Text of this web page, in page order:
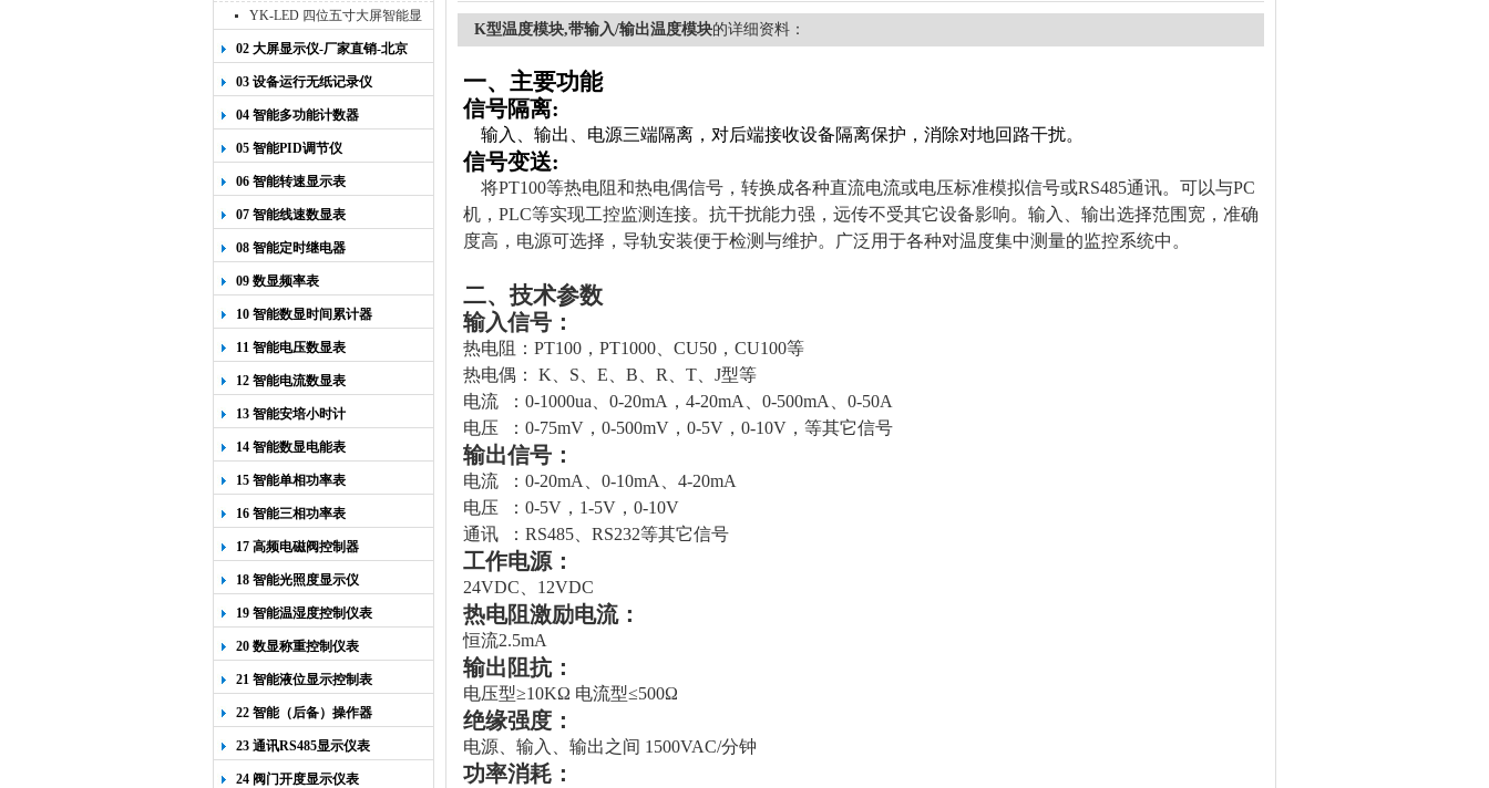
八寸
YK-LED 四位五寸大屏智能显
示仪
02 大屏显示仪-厂家直销-北京
宇科泰吉
03 设备运行无纸记录仪
04 智能多功能计数器
05 智能PID调节仪
06 智能转速显示表
07 智能线速数显表
08 智能定时继电器
09 数显频率表
10 智能数显时间累计器
11 智能电压数显表
12 智能电流数显表
13 智能安培小时计
14 智能数显电能表
15 智能单相功率表
16 智能三相功率表
17 高频电磁阀控制器
18 智能光照度显示仪
19 智能温湿度控制仪表
20 数显称重控制仪表
21 智能液位显示控制表
22 智能（后备）操作器
23 通讯RS485显示仪表
24 阀门开度显示仪表
K型温度模块,带输入/输出温度模块的详细资料：
一、主要功能
信号隔离:
输入、输出、电源三端隔离，对后端接收设备隔离保护，消除对地回路干扰。
信号变送:
将PT100等热电阻和热电偶信号，转换成各种直流电流或电压标准模拟信号或RS485通讯。 可以与PC
机，PLC等实现工控监测连接。 抗干扰能力强，远传不受其它设备影响。输入、输出选择范围宽，准确
度高，电源可选择，导轨安装便于检测与维护。广泛用于各种对温度集中测量的监控系统中 。
二、技术参数
输入信号：
热电阻： PT100，PT1000、 CU50，CU100等
热电偶：
K、S、E、B、R、T、J型等
电流 ：0-1000ua、0-20mA，4-20mA、0-500mA、0-50A
电压 ：0-75mV，0-500mV，0-5V，0-10V， 等其它信号
输出信号：
电流 ： 0-20mA 0-10mA
4-20mA
电压 ：0-5V，1-5V，0-10V
通讯 ：RS485、RS232等其它信号
工作电源：
24VDC、12VDC
热电阻激励电流：
恒流2.5mA
输出阻抗：
电压型≥10KΩ 电流型≤500Ω
绝缘强度：
电源、输入、输出之间 1500VAC/分钟
功率消耗：